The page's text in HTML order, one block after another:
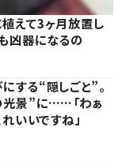
えて3ヶ月放置し
凶器になるの
する“隠しごと”。
光景”に……「わぁ
れいいですね」